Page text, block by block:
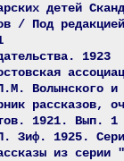
детей
/ Под
1923
Волынского
рассказов,
1921. Вып. 1
Зиф. 1925.
из